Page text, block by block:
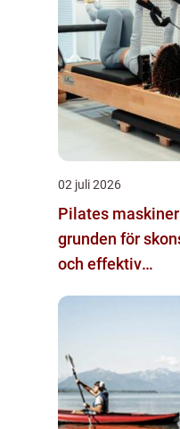
02 juli 2026
Pilates maskiner
grunden för
och effektiv